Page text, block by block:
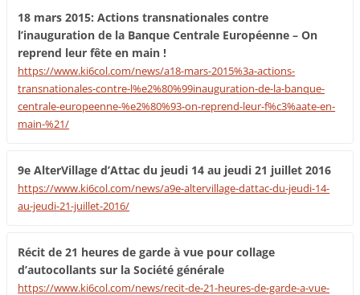
18 mars 2015: Actions transnationales contre
l’inauguration de la Banque Centrale Européenne – On
reprend leur fête en main !
https://www.ki6col.com/news/a18-mars-2015%3a-actions-
transnationales-contre-l%e2%80%99inauguration-de-la-banque-
centrale-europeenne-%e2%80%93-on-reprend-leur-f%c3%aate-en-
main-%21/
9e AlterVillage d’Attac du jeudi 14 au jeudi 21 juillet 2016
https://www.ki6col.com/news/a9e-altervillage-dattac-du-jeudi-14-
au-jeudi-21-juillet-2016/
Récit de 21 heures de garde à vue pour collage
d’autocollants sur la Société générale
https://www.ki6col.com/news/recit-de-21-heures-de-garde-a-vue-